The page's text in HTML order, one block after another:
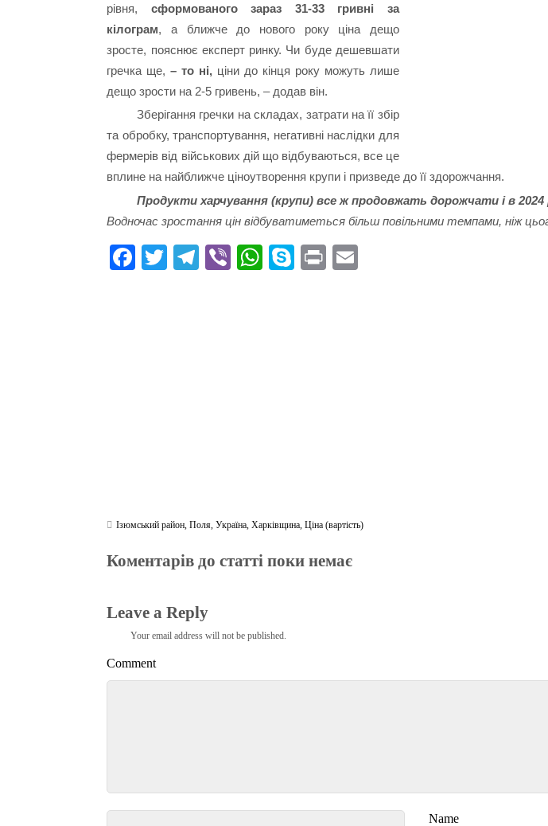
рівня, сформованого зараз 31-33 гривні за
кілограм, а ближче до нового року ціна дещо
зросте, пояснює експерт ринку. Чи буде дешевшати
гречка ще, – то ні, ціни до кінця року можуть лише
дещо зрости на 2-5 гривень, – додав він.
Зберігання гречки на складах, затрати на її збір
та обробку, транспортування, негативні наслідки для
фермерів від військових дій що відбуваються, все це
вплине на найближче ціноутворення крупи і призведе до її здорожчання.
Продукти харчування (крупи) все ж продовжать дорожчати і в 2024
Водночас зростання цін відбуватиметься більш повільними темпами, ніж
Fa T
Te Vi
W
S
Pr
Ізюмський район,Поля,Україна,Харківщина,Ціна (вартість)
Коментарів до статті поки немає
Leave a Reply
Your email address will not be published.
Comment
Name